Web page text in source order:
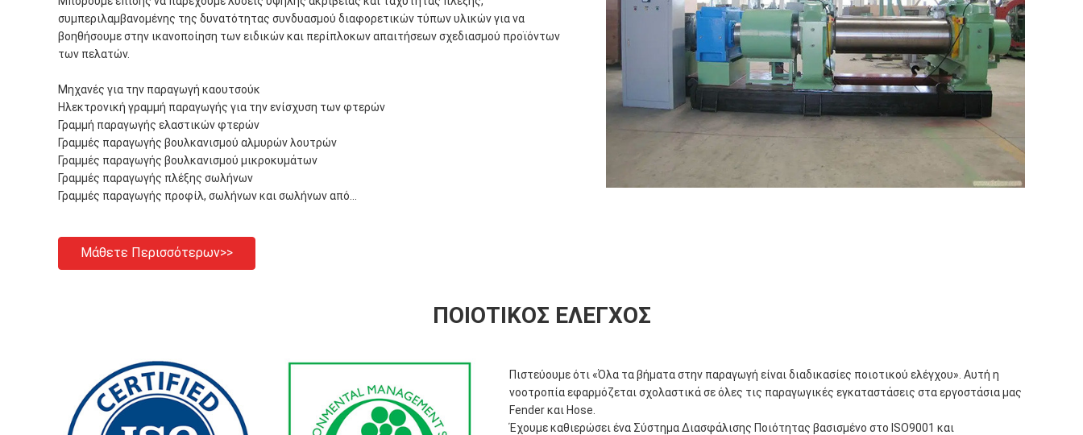
συμπεριλαμβανομένης της δυνατότητας συνδυασμού διαφορετικών τύπων υλικών για να
βοηθήσουμε στην ικανοποίηση των ειδικών και περίπλοκων απαιτήσεων σχεδιασμού προϊόντων
των πελατών.
Μηχανές για την παραγωγή καουτσούκ
Ηλεκτρονική γραμμή παραγωγής για την ενίσχυση των φτερών
Γραμμή παραγωγής ελαστικών φτερών
Γραμμές παραγωγής βουλκανισμού αλμυρών λουτρών
Γραμμές παραγωγής βουλκανισμού μικροκυμάτων
Γραμμές παραγωγής πλέξης σωλήνων
Γραμμές παραγωγής προφίλ, σωλήνων και σωλήνων από...
Μάθετε Περισσότερων>>
ΠΟΙΟΤΙΚΌΣ ΈΛΕΓΧΟΣ
Πιστεύουμε ότι «Όλα τα βήματα στην παραγωγή είναι διαδικασίες ποιοτικού ελέγχου». Αυτή η
νοοτροπία εφαρμόζεται σχολαστικά σε όλες τις παραγωγικές εγκαταστάσεις στα εργοστάσια μας
Fender και Hose.
Έχουμε καθιερώσει ένα Σύστημα Διασφάλισης Ποιότητας βασισμένο στο ISO9001 και